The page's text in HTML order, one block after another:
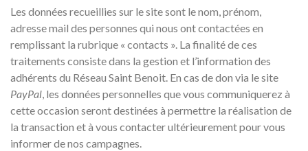
Les données recueillies sur le site sont le nom, prénom,
adresse mail des personnes qui nous ont contactées en
remplissant la rubrique « contacts ». La finalité de ces
traitements consiste dans la gestion et l’information des
adhérents du Réseau Saint Benoit. En cas de don via le site
PayPal, les données personnelles que vous communiquerez à
cette occasion seront destinées à permettre la réalisation de
la transaction et à vous contacter ultérieurement pour vous
informer de nos campagnes.